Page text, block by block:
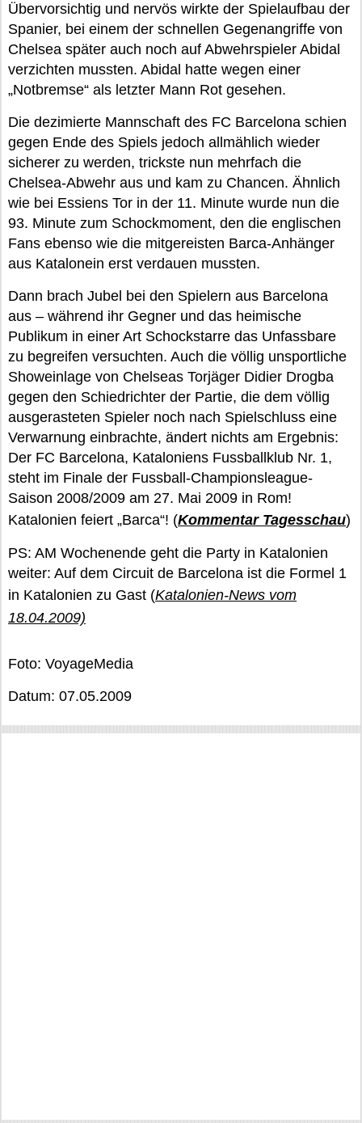
Übervorsichtig und nervös wirkte der Spielaufbau der
Spanier, bei einem der schnellen Gegenangriffe von
Chelsea später auch noch auf Abwehrspieler Abidal
verzichten mussten. Abidal hatte wegen einer
„Notbremse“ als letzter Mann Rot gesehen.
Die dezimierte Mannschaft des FC Barcelona schien
gegen Ende des Spiels jedoch allmählich wieder
sicherer zu werden, trickste nun mehrfach die
Chelsea-Abwehr aus und kam zu Chancen. Ähnlich
wie bei Essiens Tor in der 11. Minute wurde nun die
93. Minute zum Schockmoment, den die englischen
Fans ebenso wie die mitgereisten Barca-Anhänger
aus Katalonein erst verdauen mussten.
Dann brach Jubel bei den Spielern aus Barcelona
aus – während ihr Gegner und das heimische
Publikum in einer Art Schockstarre das Unfassbare
zu begreifen versuchten. Auch die völlig unsportliche
Showeinlage von Chelseas Torjäger Didier Drogba
gegen den Schiedrichter der Partie, die dem völlig
ausgerasteten Spieler noch nach Spielschluss eine
Verwarnung einbrachte, ändert nichts am Ergebnis:
Der FC Barcelona, Kataloniens Fussballklub Nr. 1,
steht im Finale der Fussball-Championsleague-
Saison 2008/2009 am 27. Mai 2009 in Rom!
Katalonien feiert „Barca“! (Kommentar Tagesschau)
PS: AM Wochenende geht die Party in Katalonien
weiter: Auf dem Circuit de Barcelona ist die Formel 1
in Katalonien zu Gast (Katalonien-News vom
18.04.2009)
Foto: VoyageMedia
Datum: 07.05.2009